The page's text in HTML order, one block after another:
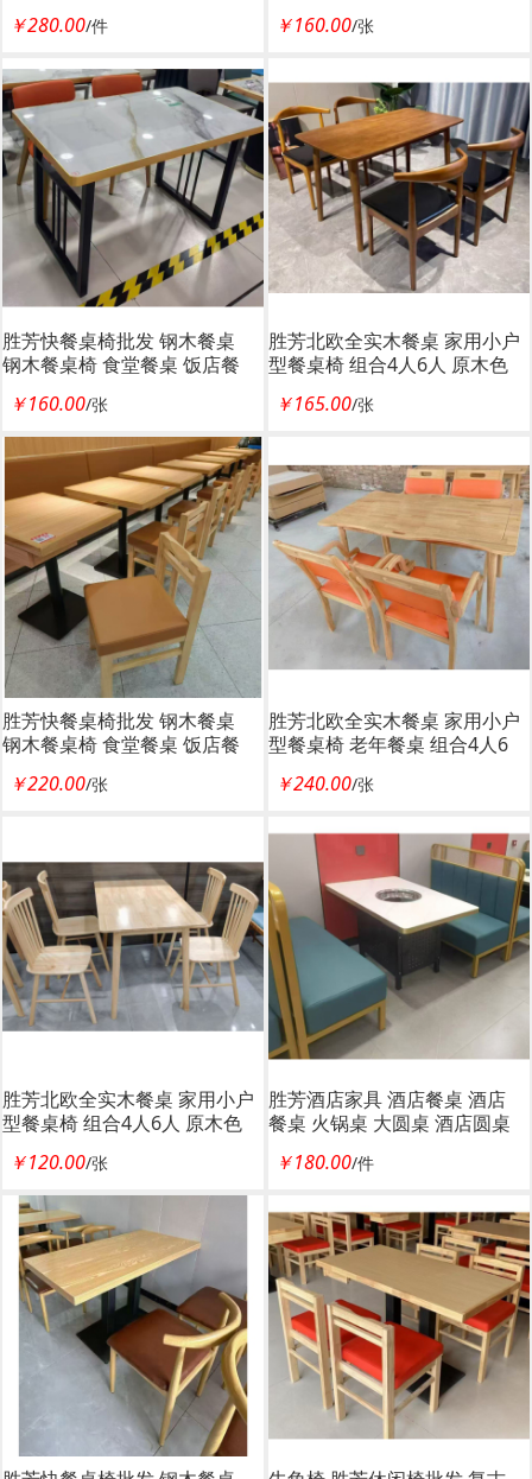
宝帅家具
￥280.00/件
家具 酒店家具 餐厨家具 宝帅
￥160.00/张
胜芳快餐桌椅批发 钢木餐桌
钢木餐桌椅 食堂餐桌 饭店餐
家具 酒店家具 餐厨家具 宝帅
家具
￥160.00/张
胜芳北欧全实木餐桌 家用小户
型餐桌椅 组合4人6人 原木色
￥165.00/张
胜芳快餐桌椅批发 钢木餐桌
钢木餐桌椅 食堂餐桌 饭店餐
家具 酒店家具 餐厨家具 宝帅
￥220.00/张
胜芳北欧全实木餐桌 家用小户
型餐桌椅 老年餐桌 组合4人6
家具
￥240.00/张
胜芳北欧全实木餐桌 家用小户
型餐桌椅 组合4人6人 原木色
￥120.00/张
胜芳酒店家具 酒店餐桌 酒店
餐桌 火锅桌 大圆桌 酒店圆桌
宝帅家具
￥180.00/件